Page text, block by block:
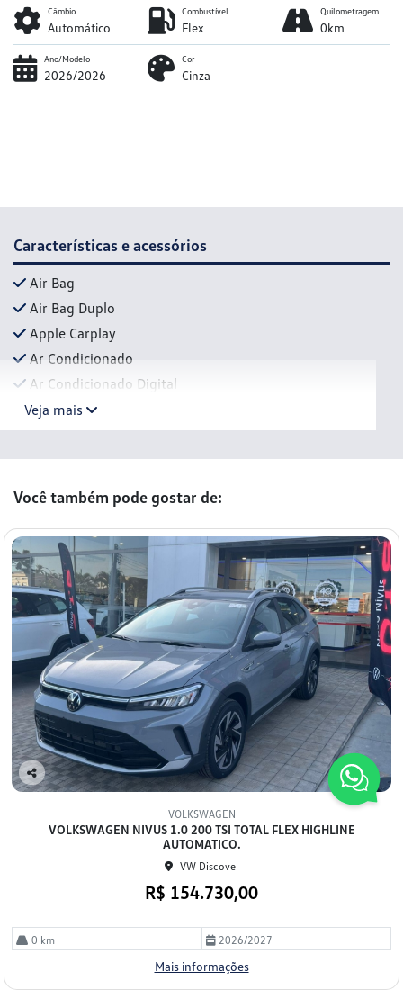
Câmbio
Automático
Combustível
Flex
Quilometragem
0km
Ano/Modelo
2026/2026
Cor
Cinza
Características e acessórios
Air Bag
Air Bag Duplo
Apple Carplay
Ar Condicionado
Ar Condicionado Digital
Veja mais
Você também pode gostar de:
Co
VOLKSWAGEN
VOLKSWAGEN NIVUS 1.0 200 TSI TOTAL FLEX HIGHLINE
AUTOMATICO.
VW Discovel
R$ 154.730,00
0 km 2026/2027
Mais informações